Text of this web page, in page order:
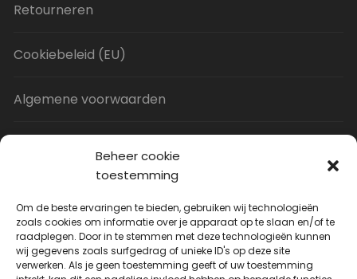
Beheer cookie
toestemming
Om de beste ervaringen te bieden, gebruiken wij technologieën
zoals cookies om informatie over je apparaat op te slaan en/of te
raadplegen. Door in te stemmen met deze technologieën kunnen
wij gegevens zoals surfgedrag of unieke ID's op deze site
verwerken. Als je geen toestemming geeft of uw toestemming
Retourneren
Cookiebeleid (EU)
Algemene voorwaarden
Uitverkoop